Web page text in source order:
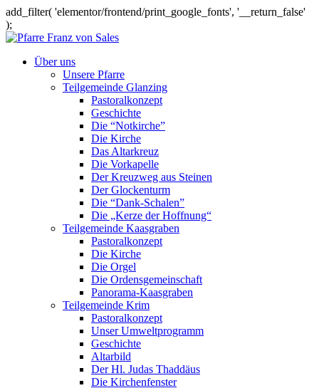
add_filter( 'elementor/frontend/print_google_fonts', '__return_false'
);
Über uns
Unsere Pfarre
Teilgemeinde Glanzing
Pastoralkonzept
Geschichte
Die “Notkirche”
Die Kirche
Das Altarkreuz
Die Vorkapelle
Der Kreuzweg aus Steinen
Der Glockenturm
Die “Dank-Schalen”
Die „Kerze der Hoffnung“
Teilgemeinde Kaasgraben
Pastoralkonzept
Die Kirche
Die Orgel
Die Ordensgemeinschaft
Panorama-Kaasgraben
Teilgemeinde Krim
Pastoralkonzept
Unser Umweltprogramm
Geschichte
Altarbild
Der Hl. Judas Thaddäus
Die Kirchenfenster